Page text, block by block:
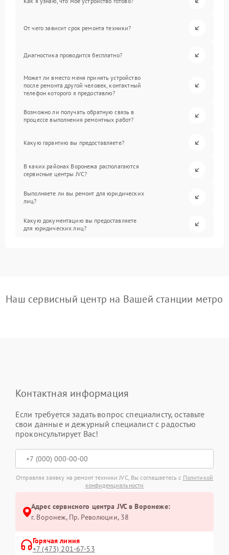
От чего зависит срок ремонта техники?
Диагностика проводится бесплатно?
Может ли вместо меня принять устройство
после ремонта другой человек, контактный
телефон которого я предоставлю?
Возможно ли получать обратную связь в
процессе выполнения ремонтных работ?
Какую гарантию вы предоставляете?
В каких районах Воронежа располагаются
сервисные центры JVC?
Выполняете ли вы ремонт для юридических
лиц?
Какую документацию вы предоставляете
для юридических лиц?
Наш сервисный центр на Вашей станции метро
Контактная информация
Если требуется задать вопрос специалисту, оставьте
свои данные и дежурный специалист с радостью
проконсультирует Вас!
Отправляя заявку на ремонт техники JVC, Вы соглашаетесь с Политикой
конфиденциальности
Адрес сервисного центра JVC в Воронеже:
г. Воронеж, Пр. Революции, 38
Горячая линия
+7 (473) 201-67-53